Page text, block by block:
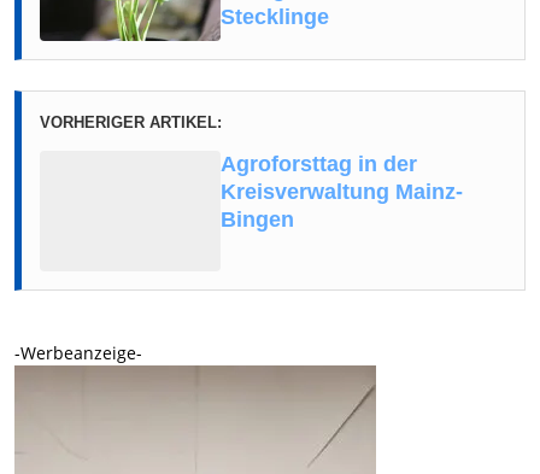
Stecklinge
VORHERIGER ARTIKEL:
Agroforsttag in der
Kreisverwaltung Mainz-
Bingen
-Werbeanzeige-